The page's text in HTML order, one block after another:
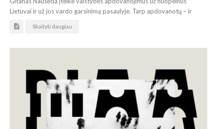
Lietuvai ir už jos vardo garsinimą pasaulyje. Tarp apdovanotų – ir
Skaityti daugiau